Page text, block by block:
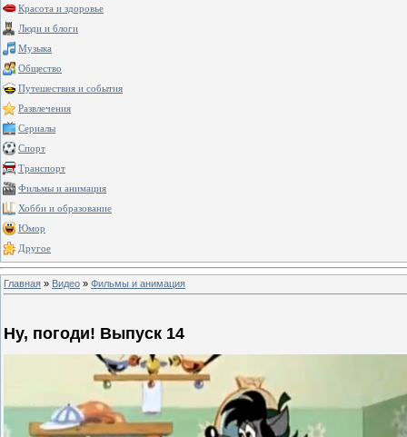
Красота и здоровье
Люди и блоги
Музыка
Общество
Путешествия и события
Развлечения
Сериалы
Спорт
Транспорт
Фильмы и анимация
Хобби и образование
Юмор
Другое
Главная » Видео » Фильмы и анимация
Ну, погоди! Выпуск 14